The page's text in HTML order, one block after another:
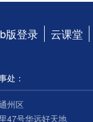
版登录 云课堂
处：
州区
47号华远好天地